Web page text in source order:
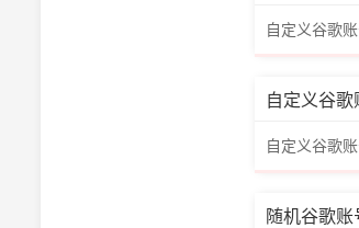
自定义谷歌
自定义谷
自定义谷歌
随机谷歌